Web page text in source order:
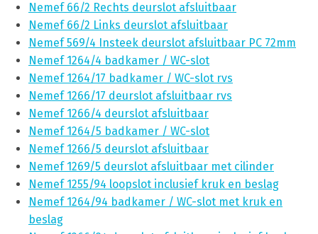
Nemef 66/2 Rechts deurslot afsluitbaar
Nemef 66/2 Links deurslot afsluitbaar
Nemef 569/4 Insteek deurslot afsluitbaar PC 72mm
Nemef 1264/4 badkamer / WC-slot
Nemef 1264/17 badkamer / WC-slot rvs
Nemef 1266/17 deurslot afsluitbaar rvs
Nemef 1266/4 deurslot afsluitbaar
Nemef 1264/5 badkamer / WC-slot
Nemef 1266/5 deurslot afsluitbaar
Nemef 1269/5 deurslot afsluitbaar met cilinder
Nemef 1255/94 loopslot inclusief kruk en beslag
Nemef 1264/94 badkamer / WC-slot met kruk en
beslag